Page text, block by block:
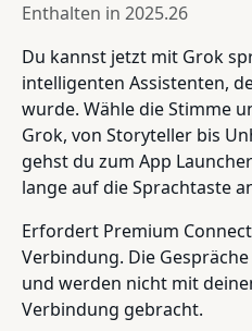
Enthalten in 2025.26
Du kannst jetzt mit Grok
intelligenten Assistenten,
wurde. Wähle die Stimme
Grok, von Storyteller bis
gehst du zum App
lange auf die Sprachtaste
Erfordert Premium
Verbindung. Die
und werden nicht mit
Verbindung gebracht.